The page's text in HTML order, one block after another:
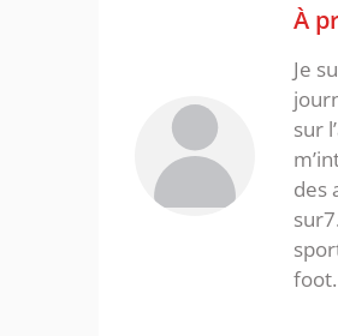
À
Je
sur
des
foot.